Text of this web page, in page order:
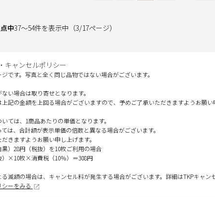
点中37～54件を表示中 （3/17ページ）
キャンセルポリシー
です。写真と全く同じ品物ではない場合がございます。
い場合は取り寄せとなります。
記の金額を上回る場合がございますので、予めご了承いただきますようお願い
ては、1商品あたりの単価となります。
は、合計額が表示単価の倍数と異なる場合がございます。
きますようお願い申し上げます。
）28円（税抜）を10枚ご利用の場合
）×10枚×消費税（10％）＝308円
減額の場合は、キャンセル料が発生する場合がございます。詳細はTKPキャン
ーをみる